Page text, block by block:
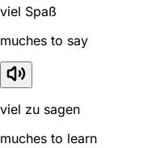
viel Spaß
muches to say
viel zu sagen
muches to learn